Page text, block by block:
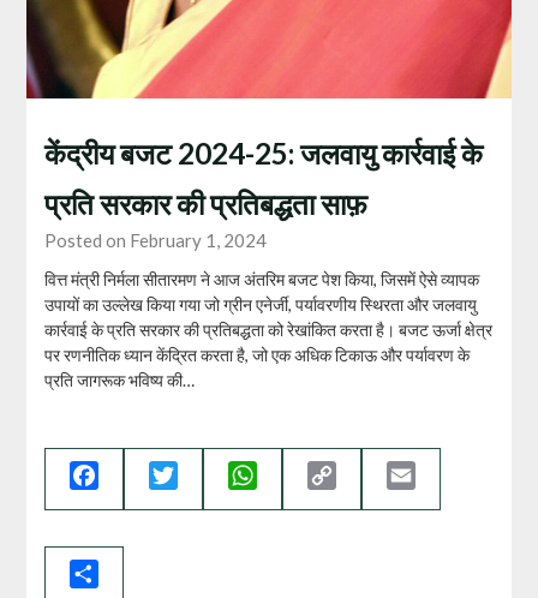
केंद्रीय बजट 2024-25: जलवायु कार्रवाई के
प्रति सरकार की प्रतिबद्धता साफ़
Posted on February 1, 2024
वित्त मंत्री निर्मला सीतारमण ने आज अंतरिम बजट पेश किया, जिसमें ऐसे व्यापक
उपायों का उल्लेख किया गया जो ग्रीन एनेर्जी, पर्यावरणीय स्थिरता और जलवायु
कार्रवाई के प्रति सरकार की प्रतिबद्धता को रेखांकित करता है। बजट ऊर्जा क्षेत्र
पर रणनीतिक ध्यान केंद्रित करता है, जो एक अधिक टिकाऊ और पर्यावरण के
प्रति जागरूक भविष्य की…
Facebook Twitter WhatsApp
Link